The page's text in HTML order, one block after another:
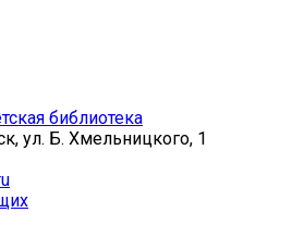
библиотека
ул. Б. Хмельницкого, 1